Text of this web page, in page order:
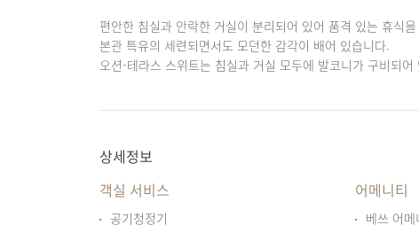
편안한 침실과 안락한 거실이 분리되어 있어 품격 있는 휴식
본관 특유의 세련되면서도 모던한 감각이 배어 있습니다.
오션-테라스 스위트는 침실과 거실 모두에 발코니가 구비되
상세정보
객실 서비스
공기청정기
어메니티
베쓰 어